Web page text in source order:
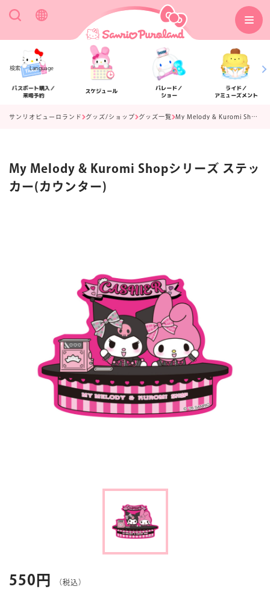
検索 Language
パスポート購入／
来場予約
スケジュール
パレード／
ショー
ライド／
アミューズメント
アクセス フロアマップ
よくあるご質問 ニュース
サンリオピューロランド グッズ/ショップ グッズ一覧 My Melody & Kuromi Shopシリーズ ステッカー(カウンター)
My Melody & Kuromi Shopシリーズ ステッ
カー(カウンター)
550円 （税込）